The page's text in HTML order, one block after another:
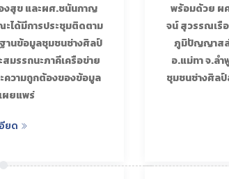
งสุข และผศ.ชนันกาญ
ได้มีการประชุมติดตาม
านข้อมูลชุมชนช่างศิลป์
มรรถนะภาคีเครือข่าย
ความถูกต้องของข้อมูล
ผยแพร่
ยด
พร้อมด้วย ผ
จน์ สุวรรณเรื
ภูมิปัญญาสล่
อ.แม่ทา จ.ล
ชุมชนช่างศิลป์